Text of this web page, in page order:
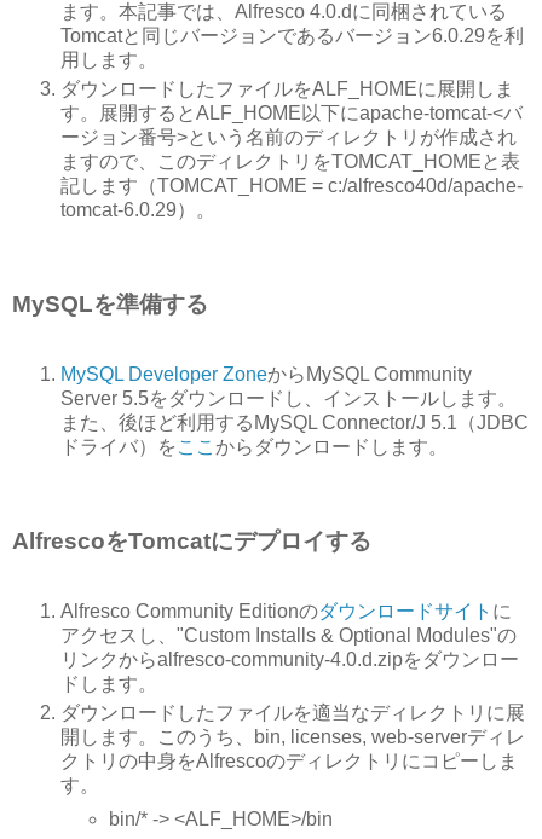
ます。本記事では、Alfresco 4.0.dに同梱されている
Tomcatと同じバージョンであるバージョン6.0.29を利
用します。
ダウンロードしたファイルをALF_HOMEに展開しま
す。展開するとALF_HOME以下にapache-tomcat-<バ
ージョン番号>という名前のディレクトリが作成され
ますので、このディレクトリをTOMCAT_HOMEと表
記します（TOMCAT_HOME = c:/alfresco40d/apache-
tomcat-6.0.29）。
MySQLを準備する
MySQL Developer ZoneからMySQL Community
Server 5.5をダウンロードし、インストールします。
また、後ほど利用するMySQL Connector/J 5.1（JDBC
ドライバ）を ここ からダウンロードします。
AlfrescoをTomcatにデプロイする
Alfresco Community Editionのダウンロードサイト に
アクセスし、"Custom Installs & Optional Modules"の
リンクからalfresco-community-4.0.d.zipをダウンロー
ドします。
ダウンロードしたファイルを適当なディレクトリに展
開します。このうち、bin, licenses, web-serverディレ
クトリの中身をAlfrescoのディレクトリにコピーしま
す。
bin/* -> <ALF_HOME>/bin